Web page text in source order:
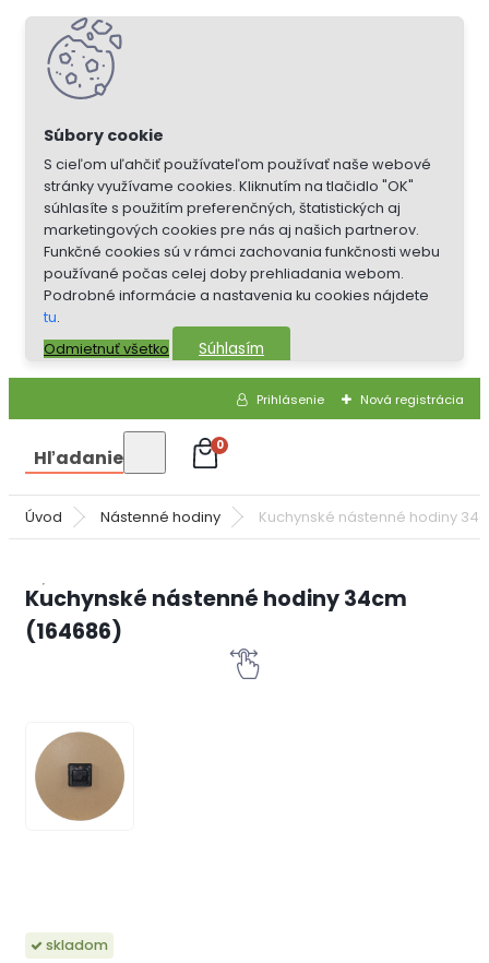
S cieľom uľahčiť používateľom používať naše webové
stránky využívame cookies. Kliknutím na tlačidlo "OK"
súhlasíte s použitím preferenčných, štatistických aj
marketingových cookies pre nás aj našich partnerov.
Funkčné cookies sú v rámci zachovania funkčnosti webu
používané počas celej doby prehliadania webom.
Podrobné informácie a nastavenia ku cookies nájdete
tu.
Odmietnuť všetko
Súhlasím
Prihlásenie Nová registrácia
Hľadanie
0
Úvod Nástenné hodiny Kuchynské nástenné hodiny
Kuchynské nástenné hodiny 34cm
(164686)
skladom